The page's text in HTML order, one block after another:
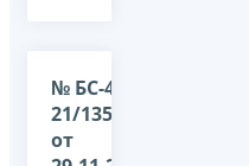
№ БС-4-
21/13592@
от